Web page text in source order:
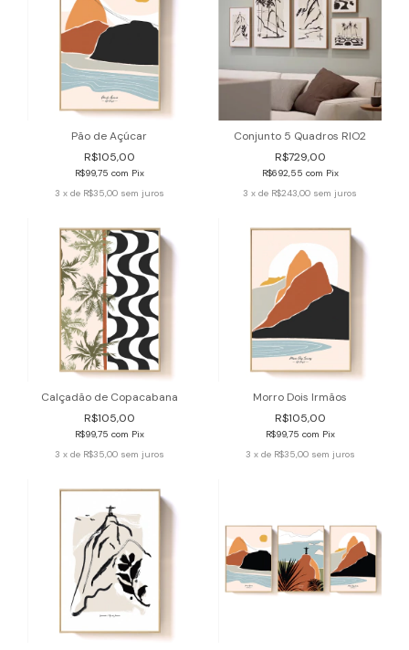
Pão de Açúcar
R$105,00
R$99,75 com Pix
3 x de R$35,00 sem juros
Conjunto 5 Quadros RIO2
R$729,00
R$692,55 com Pix
3 x de R$243,00 sem juros
Calçadão de Copacabana
R$105,00
R$99,75 com Pix
3 x de R$35,00 sem juros
Morro Dois Irmãos
R$105,00
R$99,75 com Pix
3 x de R$35,00 sem juros